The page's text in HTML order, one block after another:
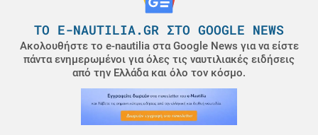
ΤΟ E-NAUTILIA.GR ΣΤΟ GOOGLE NEWS
Ακολουθήστε το e-nautilia στα Google News για να είστε
πάντα ενημερωμένοι για όλες τις ναυτιλιακές ειδήσεις
από την Ελλάδα και όλο τον κόσμο.